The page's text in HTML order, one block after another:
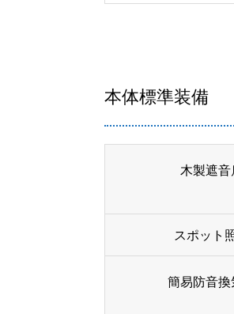
本体標準装備
木製遮音
スポット
簡易防音換